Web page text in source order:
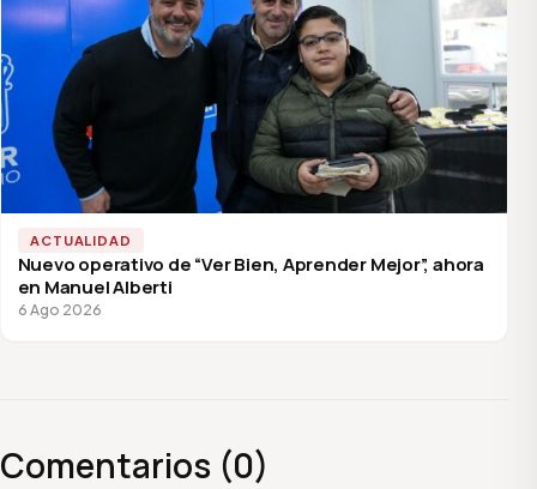
ACTUALIDAD
Nuevo operativo de “Ver Bien, Aprender Mejor”, ahora
en Manuel Alberti
6 Ago 2026
Comentarios (0)